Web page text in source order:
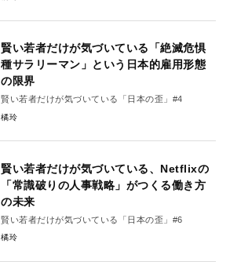
賢い若者だけが気づいている「絶滅危惧
種サラリーマン」という日本的雇用形態
の限界
賢い若者だけが気づいている「日本の歪」#4
橘玲
賢い若者だけが気づいている、Netflixの
「常識破りの人事戦略」がつくる働き方
の未来
賢い若者だけが気づいている「日本の歪」#6
橘玲